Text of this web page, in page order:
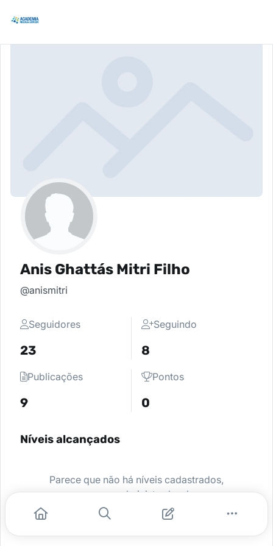
Anis Ghattás Mitri Filho
@anismitri
Seguidores
23
Seguindo
8
Publicações
9
Pontos
0
Níveis alcançados
Parece que não há níveis cadastrados,
peça para o administrador da sua
comunidade ativar e comece a se